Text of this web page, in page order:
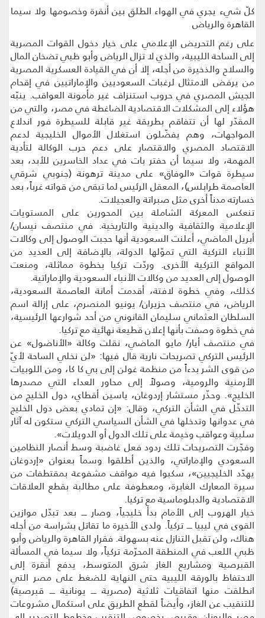
كلّ شيء يجري في الهواء الطلق بين أنقرة وخصومها ولا سيما
القاهرة والرياض
على رغم التحريض الإعلامي على خيار دخول القوات المصرية
إلى الساحة الليبية، والذي لا تزال الرياض وأبو ظبي تضخان المال
والسلاح والذخيرة من أجله، إلا أن في القيادة العسكرية المصرية
من يرفض الامتثال لرغبات السعوديين والإماراتيين في إقحام
الجيش المصري في حروب استنزاف غير مأمونة العواقب. ينبّه
هؤلاء إلى المشكلات الاقتصادية الضاغطة في مصر، والتي من
المقدّر لها أن تتفاقم بطريقة غير قابلة للسيطرة فور اندلاع
المواجهات، وهم يفضّلون استغلال الأموال الخليجية لدعم
الاقتصاد المصري والاقتصار على دعم حرب الوكالة لتأدية
المهمة، ولا سيما أن حفتر بات في عداد الخاسرين للأبد، بعد
سيطرة قوات «الوفاق» على مدينة ترهونة (جنوبي شرقي
العاصمة طرابلس)، المعقل الرئيس لما تبقى من قواته غرباً، بعد
خسارته مدناً أخرى مثل صبراتة والعجيلات.
تنعكس المعركة الشاملة بين المحورين على المستويات
الإعلامية والثقافية والدينية والتاريخية. في منتصف نيسان/
أبريل الماضي، أعلنت السعودية أنها حجبت الوصول إلى وكالات
الأنباء التركية التي تموّلها الدولة، بالإضافة إلى العديد من
المواقع التركية الأخرى. وردّت تركيا بخطوة مماثلة، ومنعت
الوصول إلى العديد من وكالات الأنباء السعودية والإماراتية.
كذلك، وفي خطوة لافتة، أقدمت أمانة العاصمة السعودية،
الرياض، في منتصف حزيران/ يونيو المنصرم، على إزالة اسم
السلطان العثماني سليمان القانوني من أحد شوارعها الرئيسية،
في خطوة وصفت بأنها إعلان قطيعة نهائية مع تركيا.
في منتصف أيار/ مايو الماضي، نقلت وكالة «الأناضول» عن
الرئيس التركي تصريحات نارية قال فيها: «لن نخلي الساحة لأيّ
من قوى الشر بدءاً من منظمة غولن إلى بي كا كا، ومن اللوبيات
الأرمنية والرومية، وصولاً إلى محاور العداء التي مصدرها
الخليج». وحذّر مستشار إردوغان، ياسين أقطاي، دول الخليج من
التدخّل في الشأن التركي، وقال: «إن تمادي بعض دول الخليج
في عدوانها وتدخلها في الشأن السياسي التركي ستكون له آثار
سلبية وعواقب وخيمة على تلك الدول أو الدويلات».
وفجّرت التصريحات تلك ردود فعل غاضبة وسط أنصار النظامين
السعودي والإماراتي، والذين أطلقوا وسماً بعنوان «إردوغان
يهدّد الخليجيين»، سكبوا فيه مواقف مشفوعة بمقتطفات من
سيرة المعارك الغابرة، ومعطوفة على مطالبة بقطع العلاقات
الاقتصادية والدبلوماسية مع تركيا.
خيار الهروب إلى الأمام بدأ خليجياً، وصار ــــ بعد تبدّل موازين
القوى في ليبيا ــــ تركياً. ولدى الأخيرة ما تقاتل بشراسة من أجله
هناك، ولن تقبل التنازل عنه بسهولة. فقرار القاهرة والرياض وأبو
ظبي اللعب في المنطقة المحرّمة تركياً، ولا سيما في المسألة
القبرصية ومشاريع الغاز شرق المتوسط، يدفع أنقرة إلى
الاحتفاظ بالورقة الليبية حتى النهاية للضغط على مصر التي
انطلقت منها اتفاقيات ثلاثية (مصرية ــــ يونانية ــــ قبرصية)
للتنقيب عن الغاز، وأيضاً لقطع الطريق على استكمال مشروعات